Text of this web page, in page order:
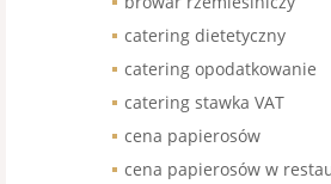
catering dietetyczny
catering opodatkowanie
catering stawka VAT
cena papierosów
cena papierosów w